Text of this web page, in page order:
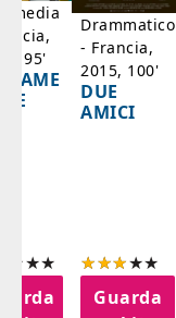
95'
Drammatico
- Francia,
2015, 100'
DUE
AMICI
Guarda